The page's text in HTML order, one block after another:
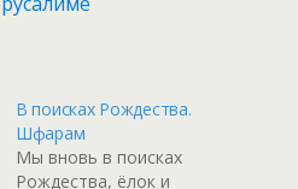
В поисках Рождества.
Шфарам
Мы вновь в поисках
Рождества, ёлок и